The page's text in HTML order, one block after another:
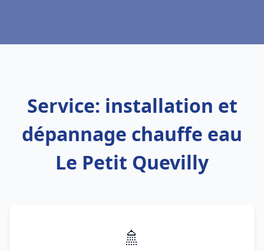
Service: installation et
dépannage chauffe eau
Le Petit Quevilly
🚿